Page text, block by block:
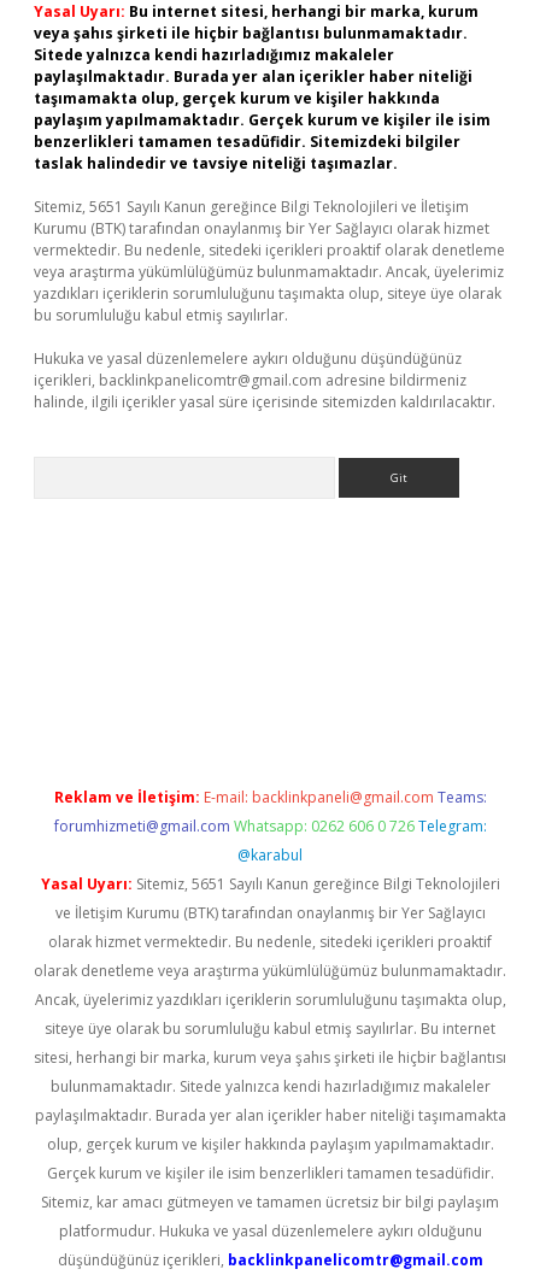
Yasal Uyarı: Bu internet sitesi, herhangi bir marka, kurum
veya şahıs şirketi ile hiçbir bağlantısı bulunmamaktadır.
Sitede yalnızca kendi hazırladığımız makaleler
paylaşılmaktadır. Burada yer alan içerikler haber niteliği
taşımamakta olup, gerçek kurum ve kişiler hakkında
paylaşım yapılmamaktadır. Gerçek kurum ve kişiler ile isim
benzerlikleri tamamen tesadüfidir. Sitemizdeki bilgiler
taslak halindedir ve tavsiye niteliği taşımazlar.
Sitemiz, 5651 Sayılı Kanun gereğince Bilgi Teknolojileri ve İletişim
Kurumu (BTK) tarafından onaylanmış bir Yer Sağlayıcı olarak hizmet
vermektedir. Bu nedenle, sitedeki içerikleri proaktif olarak denetleme
veya araştırma yükümlülüğümüz bulunmamaktadır. Ancak, üyelerimiz
yazdıkları içeriklerin sorumluluğunu taşımakta olup, siteye üye olarak
bu sorumluluğu kabul etmiş sayılırlar.
Hukuka ve yasal düzenlemelere aykırı olduğunu düşündüğünüz
içerikleri, backlinkpanelicomtr@gmail.com adresine bildirmeniz
halinde, ilgili içerikler yasal süre içerisinde sitemizden kaldırılacaktır.
Reklam ve İletişim: E-mail: backlinkpaneli@gmail.com Teams:
forumhizmeti@gmail.com Whatsapp: 0262 606 0 726 Telegram:
@karabul
Yasal Uyarı: Sitemiz, 5651 Sayılı Kanun gereğince Bilgi Teknolojileri
ve İletişim Kurumu (BTK) tarafından onaylanmış bir Yer Sağlayıcı
olarak hizmet vermektedir. Bu nedenle, sitedeki içerikleri proaktif
olarak denetleme veya araştırma yükümlülüğümüz bulunmamaktadır.
Ancak, üyelerimiz yazdıkları içeriklerin sorumluluğunu taşımakta olup,
siteye üye olarak bu sorumluluğu kabul etmiş sayılırlar. Bu internet
sitesi, herhangi bir marka, kurum veya şahıs şirketi ile hiçbir bağlantısı
bulunmamaktadır. Sitede yalnızca kendi hazırladığımız makaleler
paylaşılmaktadır. Burada yer alan içerikler haber niteliği taşımamakta
olup, gerçek kurum ve kişiler hakkında paylaşım yapılmamaktadır.
Gerçek kurum ve kişiler ile isim benzerlikleri tamamen tesadüfidir.
Sitemiz, kar amacı gütmeyen ve tamamen ücretsiz bir bilgi paylaşım
platformudur. Hukuka ve yasal düzenlemelere aykırı olduğunu
düşündüğünüz içerikleri, backlinkpanelicomtr@gmail.com